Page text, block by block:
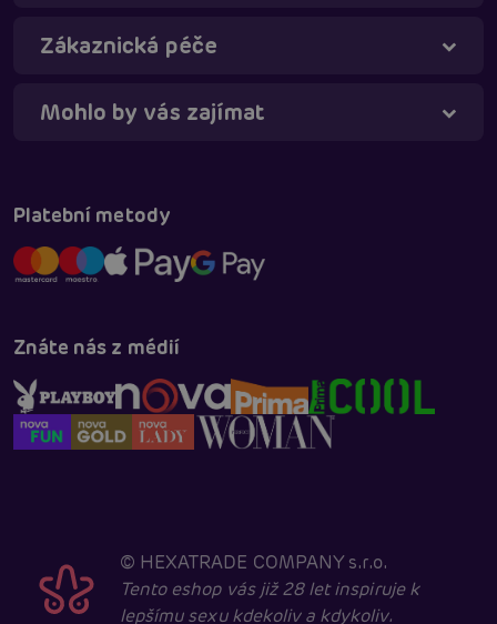
Zákaznická péče
Mohlo by vás zajímat
Platební metody
Znáte nás z médií
© HEXATRADE COMPANY s.r.o.
Tento eshop vás již 28 let inspiruje k
lepšímu sexu kdekoliv a kdykoliv.
Táňa - virtuální asistentka